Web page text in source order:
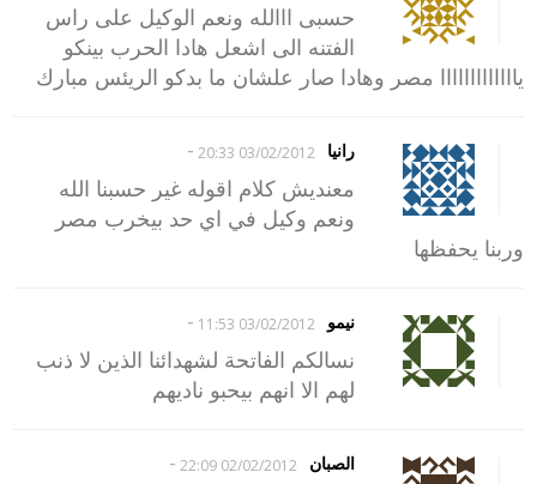
حسبى ااالله ونعم الوكيل على راس
الفتنه الى اشعل هادا الحرب بينكو
يااااااااااااا مصر وهادا صار علشان ما بدكو الريئس مبارك
رانيا 03/02/2012 20:33
-
معنديش كلام اقوله غير حسبنا الله
ونعم وكيل في اي حد بيخرب مصر
وربنا يحفظها
نيمو 03/02/2012 11:53
-
نسالكم الفاتحة لشهدائنا الذين لا ذنب
لهم الا انهم بيحبو ناديهم
الصبان 02/02/2012 22:09
-